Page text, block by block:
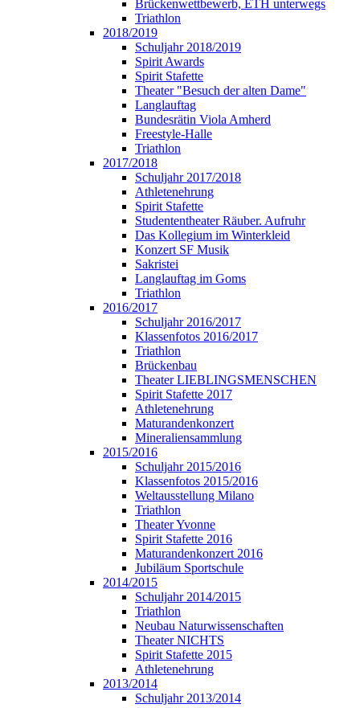
Brückenwettbewerb, ETH unterwegs
Triathlon
2018/2019
Schuljahr 2018/2019
Spirit Awards
Spirit Stafette
Theater "Besuch der alten Dame"
Langlauftag
Bundesrätin Viola Amherd
Freestyle-Halle
Triathlon
2017/2018
Schuljahr 2017/2018
Athletenehrung
Spirit Stafette
Studententheater Räuber. Aufruhr
Das Kollegium im Winterkleid
Konzert SF Musik
Sakristei
Langlauftag im Goms
Triathlon
2016/2017
Schuljahr 2016/2017
Klassenfotos 2016/2017
Triathlon
Brückenbau
Theater LIEBLINGSMENSCHEN
Spirit Stafette 2017
Athletenehrung
Maturandenkonzert
Mineraliensammlung
2015/2016
Schuljahr 2015/2016
Klassenfotos 2015/2016
Weltausstellung Milano
Triathlon
Theater Yvonne
Spirit Stafette 2016
Maturandenkonzert 2016
Jubiläum Sportschule
2014/2015
Schuljahr 2014/2015
Triathlon
Neubau Naturwissenschaften
Theater NICHTS
Spirit Stafette 2015
Athletenehrung
2013/2014
Schuljahr 2013/2014